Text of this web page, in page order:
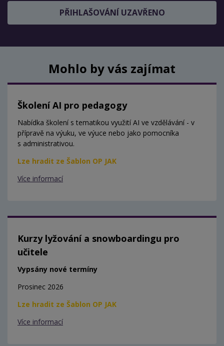
PŘIHLAŠOVÁNÍ UZAVŘENO
Mohlo by vás zajímat
Školení AI pro pedagogy
Nabídka školení s tematikou využití AI ve vzdělávání - v
přípravě na výuku, ve výuce nebo jako pomocníka
s administrativou.
Lze hradit ze Šablon OP JAK
Více informací
Kurzy lyžování a snowboardingu pro
učitele
Vypsány nové termíny
Prosinec 2026
Lze hradit ze Šablon OP JAK
Více informací